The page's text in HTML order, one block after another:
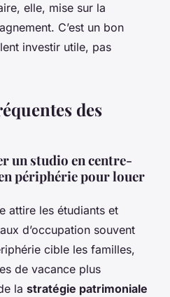
elle, mise sur la
C’est un bon
investir utile, pas
des
un studio en centre-
périphérie pour louer
attire les étudiants et
d’occupation souvent
cible les familles,
de vacance plus
la stratégie patrimoniale